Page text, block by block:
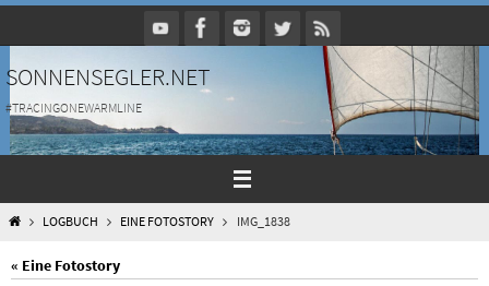
Inhalt
springen
SONNENSEGLER.NET
#TRACINGONEWARMLINE
HOMELOGBUCH EINE FOTOSTORY IMG_1838
« Eine Fotostory